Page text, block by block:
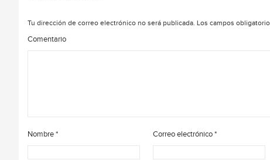
Tu dirección de correo electrónico no será publicada. Los campos
Comentario
Nombre* Correo electrónico*